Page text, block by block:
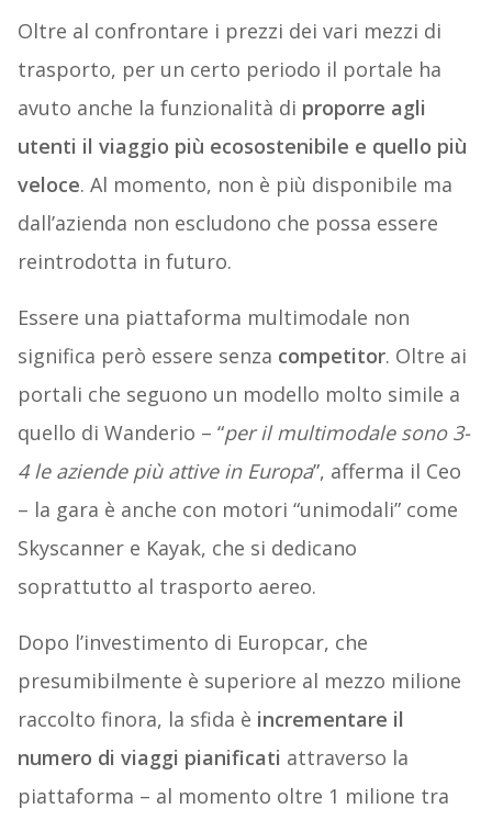
Oltre al confrontare i prezzi dei vari mezzi di
trasporto, per un certo periodo il portale ha
avuto anche la funzionalità di proporre agli
utenti il viaggio più ecosostenibile e quello più
veloce. Al momento, non è più disponibile ma
dall’azienda non escludono che possa essere
reintrodotta in futuro.
Essere una piattaforma multimodale non
significa però essere senza competitor. Oltre ai
portali che seguono un modello molto simile a
quello di Wanderio – “per il multimodale sono 3-
4 le aziende più attive in Europa”, afferma il Ceo
– la gara è anche con motori “unimodali” come
Skyscanner e Kayak, che si dedicano
soprattutto al trasporto aereo.
Dopo l’investimento di Europcar, che
presumibilmente è superiore al mezzo milione
raccolto finora, la sfida è incrementare il
numero di viaggi pianificati attraverso la
piattaforma – al momento oltre 1 milione tra